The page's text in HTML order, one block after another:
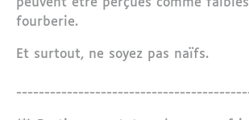
fourberie.
Et surtout, ne soyez pas naïfs.